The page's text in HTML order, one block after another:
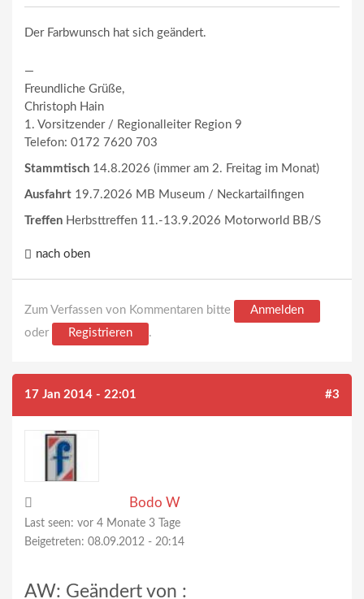
Der Farbwunsch hat sich geändert.
—
Freundliche Grüße,
Christoph Hain
1. Vorsitzender / Regionalleiter Region 9
Telefon: 0172 7620 703
Stammtisch 14.8.2026 (immer am 2. Freitag im Monat)
Ausfahrt 19.7.2026 MB Museum / Neckartailfingen
Treffen Herbsttreffen 11.-13.9.2026 Motorworld BB/S
nach oben
Zum Verfassen von Kommentaren bitte
Anmelden
oder
Registrieren .
17 Jan 2014 - 22:01 #3
Bodo W
Last seen: vor 4 Monate 3 Tage
Beigetreten: 08.09.2012 - 20:14
AW: Geändert von :